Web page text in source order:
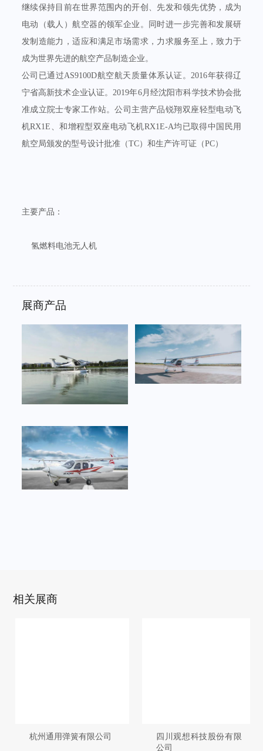
继续保持目前在世界范围内的开创、先发和领先优势，成为
电动（载人）航空器的领军企业。同时进一步完善和发展研
发制造能力，适应和满足市场需求，力求服务至上，致力于
成为世界先进的航空产品制造企业。
公司已通过AS9100D航空航天质量体系认证。2016年获得辽
宁省高新技术企业认证。2019年6月经沈阳市科学技术协会批
准成立院士专家工作站。公司主营产品锐翔双座轻型电动飞
机RX1E、和增程型双座电动飞机RX1E-A均已取得中国民用
航空局颁发的型号设计批准（TC）和生产许可证（PC）
主要产品：
氢燃料电池无人机
展商产品
相关展商
杭州通用弹簧有限公司
四川观想科技股份有限
公司